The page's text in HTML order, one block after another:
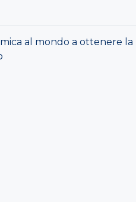
al mondo a ottenere la